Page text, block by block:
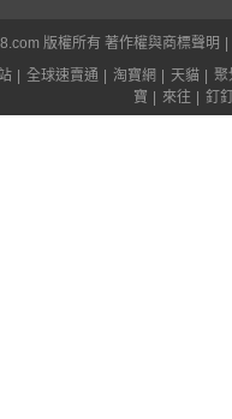
版權所有 著作權與商標聲明
全球速賣通 淘寶網 天貓
聚
寶
來往 釘